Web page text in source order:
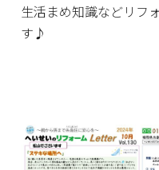
生活まめ知識などリフ
す♪